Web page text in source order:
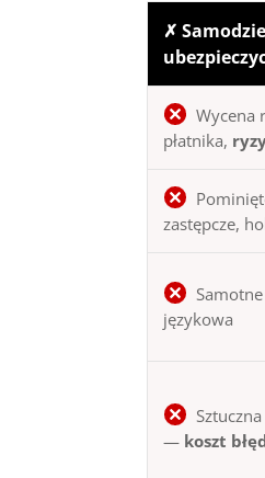
✗
Wycena
płatnika,
zastępcze,
językowa
— koszt